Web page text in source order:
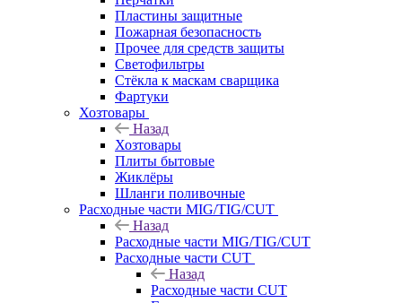
Пластины защитные
Пожарная безопасность
Прочее для средств защиты
Светофильтры
Стёкла к маскам сварщика
Фартуки
Хозтовары
Назад
Хозтовары
Плиты бытовые
Жиклёры
Шланги поливочные
Расходные части MIG/TIG/CUT
Назад
Расходные части MIG/TIG/CUT
Расходные части CUT
Назад
Расходные части CUT